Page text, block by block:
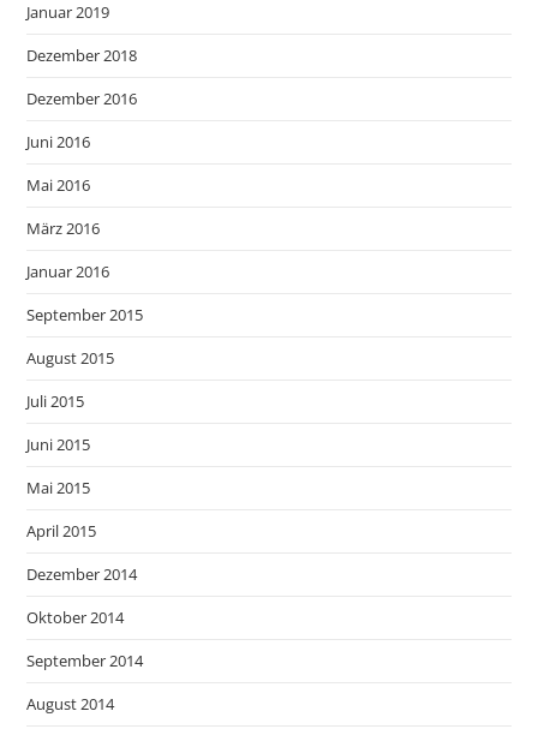
Januar 2019
Dezember 2018
Dezember 2016
Juni 2016
Mai 2016
März 2016
Januar 2016
September 2015
August 2015
Juli 2015
Juni 2015
Mai 2015
April 2015
Dezember 2014
Oktober 2014
September 2014
August 2014